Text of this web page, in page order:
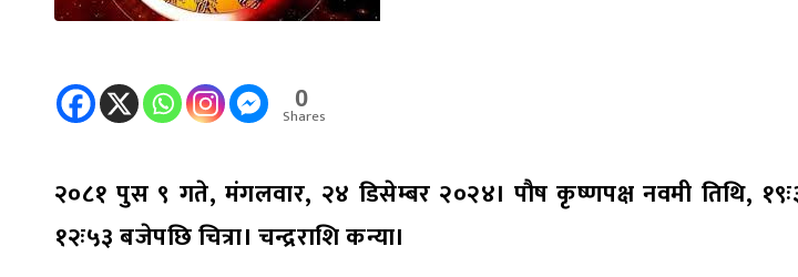
0
Shares
२०८१ पुस ९ गते, मंगलवार, २४ डिसेम्बर २०२४। पौष कृष्णपक्ष नवमी तिथि,
१२ः५३ बजेपछि चित्रा। चन्द्रराशि कन्या।